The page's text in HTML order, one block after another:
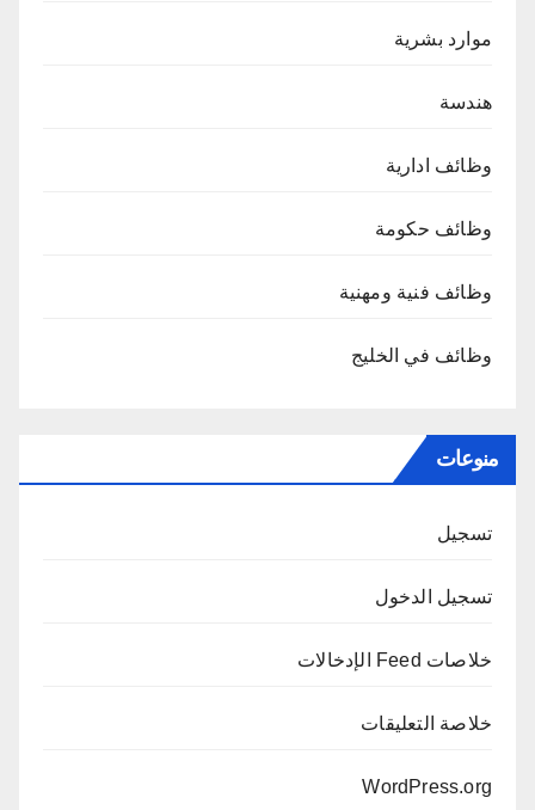
موارد بشرية
هندسة
وظائف ادارية
وظائف حكومة
وظائف فنية ومهنية
وظائف في الخليج
منوعات
تسجيل
تسجيل الدخول
خلاصات Feed الإدخالات
خلاصة التعليقات
WordPress.org